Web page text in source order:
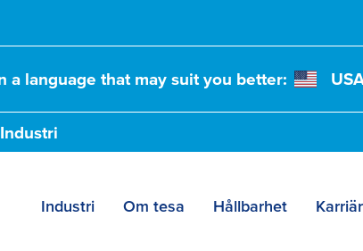
a language that may suit you better:
Industri
Industri Om tesa Hållbarhet Karriär